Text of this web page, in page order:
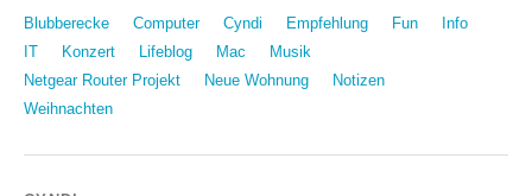
Blubberecke Computer Cyndi Empfehlung Fun
Info
IT
Konzert Lifeblog Mac
Musik
Netgear Router Projekt
Neue Wohnung
Notizen
Weihnachten